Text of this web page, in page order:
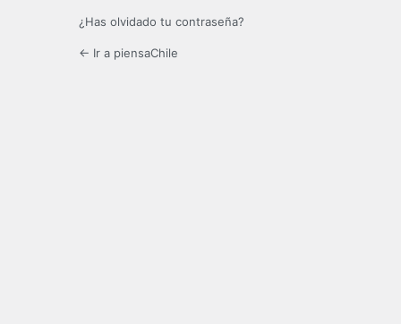
¿Has olvidado tu contraseña?
← Ir a piensaChile